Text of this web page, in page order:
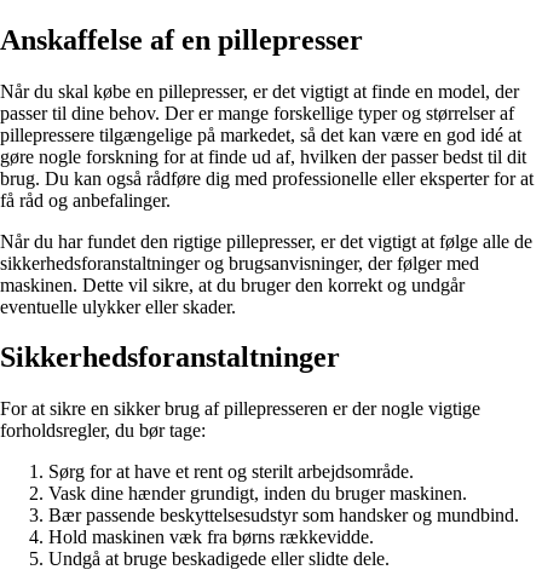
Anskaffelse af en pillepresser
Når du skal købe en pillepresser, er det vigtigt at finde en model, der
passer til dine behov. Der er mange forskellige typer og størrelser af
pillepressere tilgængelige på markedet, så det kan være en god idé at
gøre nogle forskning for at finde ud af, hvilken der passer bedst til dit
brug. Du kan også rådføre dig med professionelle eller eksperter for at
få råd og anbefalinger.
Når du har fundet den rigtige pillepresser, er det vigtigt at følge alle de
sikkerhedsforanstaltninger og brugsanvisninger, der følger med
maskinen. Dette vil sikre, at du bruger den korrekt og undgår
eventuelle ulykker eller skader.
Sikkerhedsforanstaltninger
For at sikre en sikker brug af pillepresseren er der nogle vigtige
forholdsregler, du bør tage:
Sørg for at have et rent og sterilt arbejdsområde.
Vask dine hænder grundigt, inden du bruger maskinen.
Bær passende beskyttelsesudstyr som handsker og mundbind.
Hold maskinen væk fra børns rækkevidde.
Undgå at bruge beskadigede eller slidte dele.